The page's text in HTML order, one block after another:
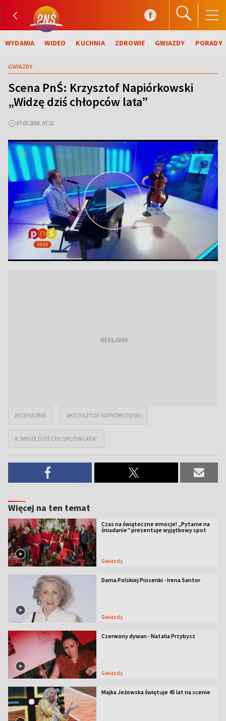
WYDANIA WIDEO KUCHNIA ZDROWIE GWIAZDY PORADY
GWIAZDY
Scena PnŚ: Krzysztof Napiórkowski
„Widzę dziś chłopców lata”
07.05.2018, 07:21
#SCENA PNŚ #KRZYSZTOF NAPIÓRKOWSKI
#„WIDZĘ DZIŚ CHŁOPCÓW LATA”
Więcej na ten temat
Czas na świąteczne emocje! „Pytanie na
śniadanie” prezentuje wyjątkowy spot
Gwiazdy
Dama Polskiej Piosenki - Irena Santor
Gwiazdy
Czerwony dywan - Natalia Przybysz
Gwiazdy
Majka Jeżowska świętuje 45 lat na scenie